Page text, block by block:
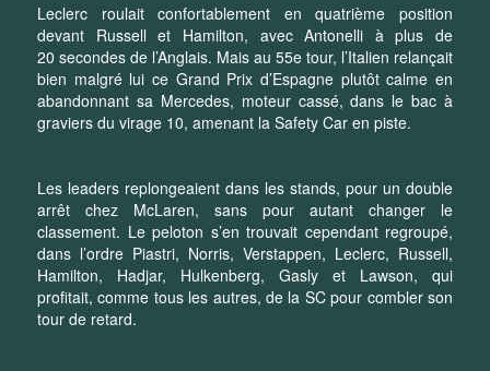
Leclerc roulait confortablement en quatrième position
devant Russell et Hamilton, avec Antonelli à plus de
20 secondes de l’Anglais. Mais au 55e tour, l’Italien relançait
bien malgré lui ce Grand Prix d’Espagne plutôt calme en
abandonnant sa Mercedes, moteur cassé, dans le bac à
graviers du virage 10, amenant la Safety Car en piste.
Les leaders replongeaient dans les stands, pour un double
arrêt chez McLaren, sans pour autant changer le
classement. Le peloton s’en trouvait cependant regroupé,
dans l’ordre Piastri, Norris, Verstappen, Leclerc, Russell,
Hamilton, Hadjar, Hulkenberg, Gasly et Lawson, qui
profitait, comme tous les autres, de la SC pour combler son
tour de retard.